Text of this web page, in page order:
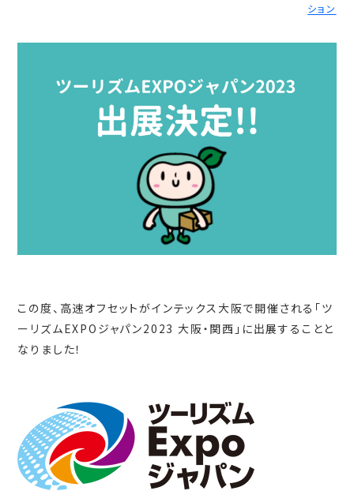
ション
この度、高速オフセットがインテックス大阪で開催される「ツ
ーリズムEXPOジャパン2023 大阪・関西」に出展することと
なりました！